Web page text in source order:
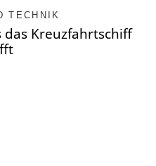
TECHNIK
Kreuzfahrtschiff